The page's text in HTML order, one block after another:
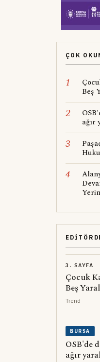
ÇOK
1
Beş
2
ağır
3
4
3. SAYFA
Çocuk
Beş
Trend
BURSA
OSB'de
ağır